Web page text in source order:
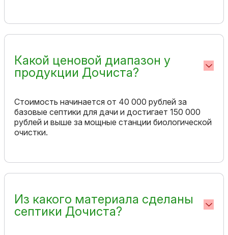
Какой ценовой диапазон у
продукции Дочиста?
Стоимость начинается от 40 000 рублей за
базовые септики для дачи и достигает 150 000
рублей и выше за мощные станции биологической
очистки.
Из какого материала сделаны
септики Дочиста?